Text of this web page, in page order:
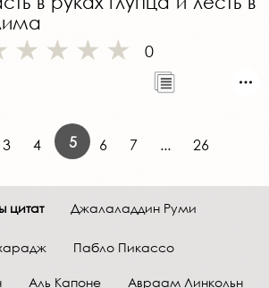
0
3 4 5 6 7 ... 26
цитат Джалаладдин Руми
Пабло Пикассо
Аль Капоне Авраам Линкольн